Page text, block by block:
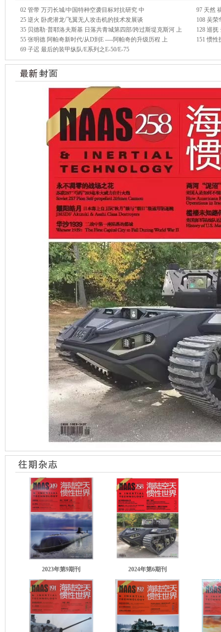
02 管带 万刃长城/中国特种空袭目标对抗研究 中
25 逆火 卧虎潜龙/飞翼无人攻击机的技术发展谈
35 贝德勒·普耶洛夫斯基 日落共青城第四部/跨过斯堤克斯河 上
55 张明德 阿帕奇新时代/从D到E ----阿帕奇的升级历程 上
69 子迟 最后的装甲纵队/E系列之E-50/E-75
97 天然
108 吴
128 巡
151 惯
2023年第9期刊 2024年第6期刊